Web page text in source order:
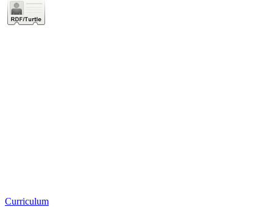
Curriculum